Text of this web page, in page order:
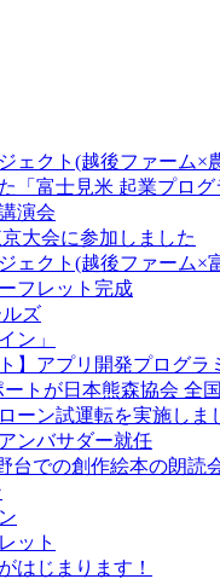
ェクト(越後ファーム×
「富士見米 起業プログ
演会
大会に参加しました
ェクト(越後ファーム×
フレット完成
ズ
ン」
】アプリ開発プログラ
トが日本熊森協会 全
ーン試運転を実施しま
ンバサダー就任
台での創作絵本の朗読会
ット
はじまります！